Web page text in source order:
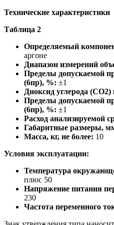
Технические характеристики
Таблица 2
Определяемый
аргоне
Диапазон измерений
Пределы допускаемой
(6пр), %: ±1
Диоксид углерода (СО2)
Пределы допускаемой
(6пр), %: ±1
Расход анализируемой
Габаритные размеры,
Масса, кг, не более: 10
Условия эксплуатации:
Температура
плюс 50
Напряжение питания
230
Частота переменного